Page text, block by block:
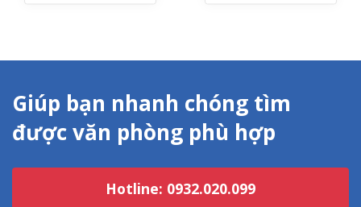
Giúp bạn nhanh chóng tìm
được văn phòng phù hợp
Hotline: 0932.020.099